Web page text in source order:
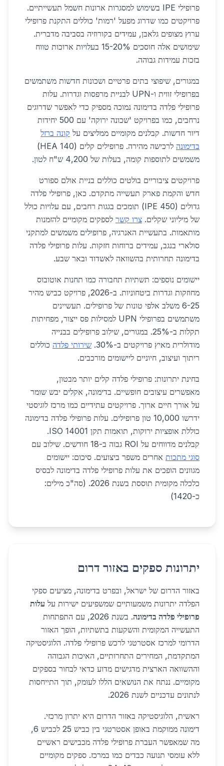
פרופילי IPE בשימוש למסגרות ארונות חשמל תעשייתיים.
פרויקטים כמו שדרוג מפעל 'רמות' כוללים התקנת פרופילי
ערוץ מצופים גלאבן, עמידים בקורוזיה בסביבה מדברית.
שימושים אלה חוסכים 15-20% בעלויות ארוכות טווח
בזכות עמידות גבוהה.
במגורים, שיפוצי בתים פרטיים ושכונות חדשות משתמשים
בפרופילי זווית ו-UPN לבניית מרפסות וגדרות. עלות
פרופילי פלדה בדימונה נמוכה מספיק כדי לאפשר שדרוגים
נרחבים, כמו בפרויקט 'שכונה ירוקה' עם 500 יחידות
דיור חדשות. קבלנים מקומיים ממליצים על קונה ברזל
בדימונה
לרכישה מהירה. פרופילים קלים (HEA 140)
משמשים לתוספות קומה, בעלות של 4,200 ש"ח לטון.
פרויקטים ציבוריים בולטים כוללים בניית אולם ספורט
חדש והקמת פארק תעשייה מתקדם. כאן, פרופילי פלדה
גדולים (IPE 450) תומכים בגגות רחבים, עם עלויות כולל
של מיליוני שקלים. צרו קשר לספקים מקומיים להזמנות
מותאמות. בתעשיית האנרגיה, פרופילים משמשים למתקני
סולארי בנגב, עמידים ברוחות חזקות. עלות פרופילי פלדה
בדימונה תחרותית בהשוואה לאשדוד ובאר שבע.
יישומים נוספים: תשתיות תחבורה כמו תחנות אוטובוס
מחוזקות וגדרות ביטחוניות. ב-2026, פרויקט כביש מהיר
6-25 משלב אלפי טונות של פרופילים. תעשיינים
משתמשים בפרופילי UPN למסילות פס ייצור, מפחיתות
תקלות ב-25%. במגורים, שילוב פרופילים בבנייה
מודולרית מאיץ פרויקטים ב-30%.
שירותי פלדה כוללים
ריתוך ועיצוב, חיוניים ליישומים מורכבים.
בחינת יתרונות: פרופילי פלדה קלים יותר מבטון,
מאפשרים עיצובים חופשיים. בדימונה, אקלים יבש שומר
על אורך חיים ארוך. פרויקטים עתידיים כמו מרכז לוגיסטי
ידרשו 10,000 טון פרופילים. עלות פרופילי פלדה בדימונה
כוללת אופציות ירוקות, תואמות תקן ISO 14001.
קבלנים מדווחים על ROI גבוה ב-18 חודשים. שילוב עם
סוגי מתכות אחרים משפר ביצועים. סיכום: יישומים
מגוונים הופכים את עלות פרופילי פלדה בדימונה לבסיס
כלכלה מקומית תוססת בשנת 2026. (סה"כ מילים:
כ-1420)
יתרונות ספקים באזור דרום
באזור הדרום של ישראל, ובפרט בדימונה, מציעים ספקי
הפלדה יתרונות משמעותיים שמשפיעים ישירות על עלות
פרופילי פלדה בדימונה
. בשנת 2026, עם התפתחות
התעשייה המקומית והשקעות בתשתיות, הופך האזור
הדרומי למרכז אסטרטגי לרכש פרופילי פלדה. הלוגיסטיקה
המתקדמת, המחירים התחרותיים, האיכות הגבוהה
וההשוואה הארצית מדגישים מדוע כדאי לבחור בספקים
מקומיים. ננתח את הנושאים הללו לעומק, תוך התייחסות
לנתונים עדכניים לשנת 2026.
ראשית, הלוגיסטיקה באזור הדרום היא יתרון מרכזי.
דימונה ממוקמת באופן אסטרטגי בין כביש 25 לכביש 6,
מה שמאפשר העברת פרופילי פלדה מכבישים ראשיים
ללא עומסי תנועה כבדים כמו במרכז. ספקים מקומיים